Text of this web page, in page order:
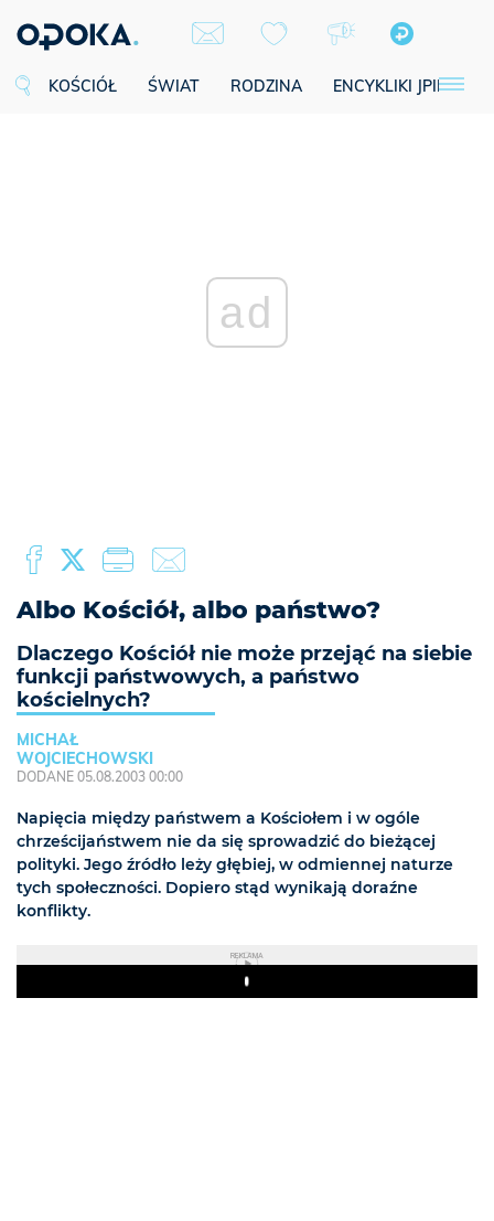
KOŚCIÓŁ ŚWIAT RODZINA ENCYKLIKI JPII
ad
Albo Kościół, albo państwo?
Dlaczego Kościół nie może przejąć na siebie
funkcji państwowych, a państwo
kościelnych?
MICHAŁ
WOJCIECHOWSKI
DODANE 05.08.2003 00:00
Napięcia między państwem a Kościołem i w ogóle
chrześcijaństwem nie da się sprowadzić do bieżącej
polityki. Jego źródło leży głębiej, w odmiennej naturze
tych społeczności. Dopiero stąd wynikają doraźne
konflikty.
REKLAMA
Play